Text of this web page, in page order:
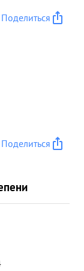
Поделиться
Поделиться